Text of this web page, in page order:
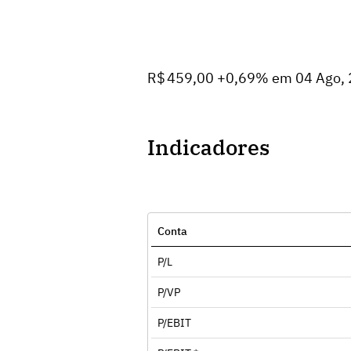
R$ 459,00 +0,69% em 04 Ago,
Indicadores
Conta
P/L
P/VP
P/EBIT